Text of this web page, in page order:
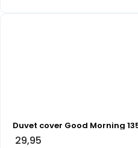
Duvet cover Good Morning
29,95